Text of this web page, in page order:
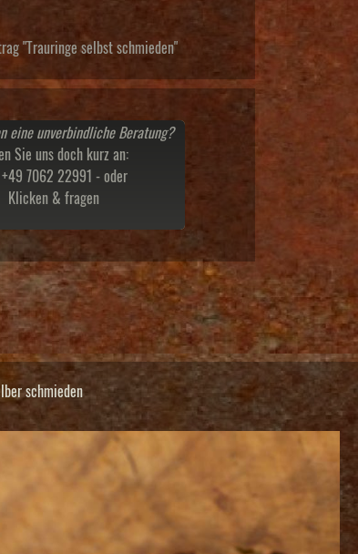
"Trauringe selbst schmieden"
schmieden
eine unverbindliche Beratung?
Sie uns doch kurz an:
7062 22991 - oder
Klicken & fragen